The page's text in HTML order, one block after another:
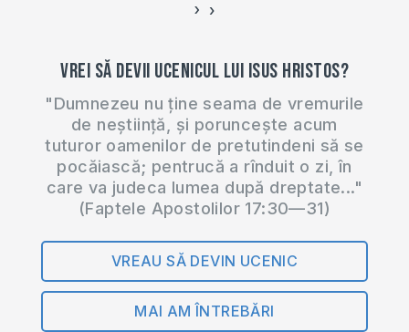
‹ ›
Vrei să devii ucenicul lui Isus Hristos?
"Dumnezeu nu ține seama de vremurile
de neștiință, și poruncește acum
tuturor oamenilor de pretutindeni să se
pocăiască; pentrucă a rînduit o zi, în
care va judeca lumea după dreptate..."
(Faptele Apostolilor 17:30—31)
VREAU SĂ DEVIN UCENIC
MAI AM ÎNTREBĂRI